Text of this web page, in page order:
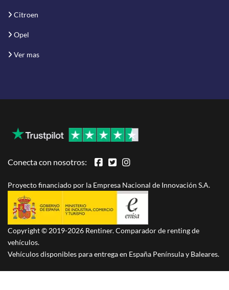
Citroen
Opel
Ver mas
Conecta con nosotros:
Proyecto financiado por la Empresa Nacional de Innovación S.A.
Copyright © 2019-2026 Rentiner. Comparador de renting de
vehículos.
Vehículos disponibles para entrega en España Península y Baleares.